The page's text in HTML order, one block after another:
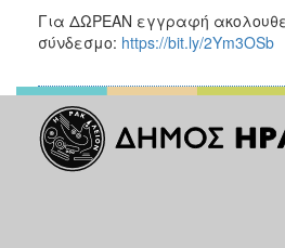
Για ΔΩΡΕΑΝ εγγραφή
σύνδεσμο: https://bit.ly/2Ym3OSb